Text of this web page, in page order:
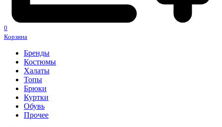
0
Корзина
Бренды
Костюмы
Халаты
Топы
Брюки
Куртки
Обувь
Прочее